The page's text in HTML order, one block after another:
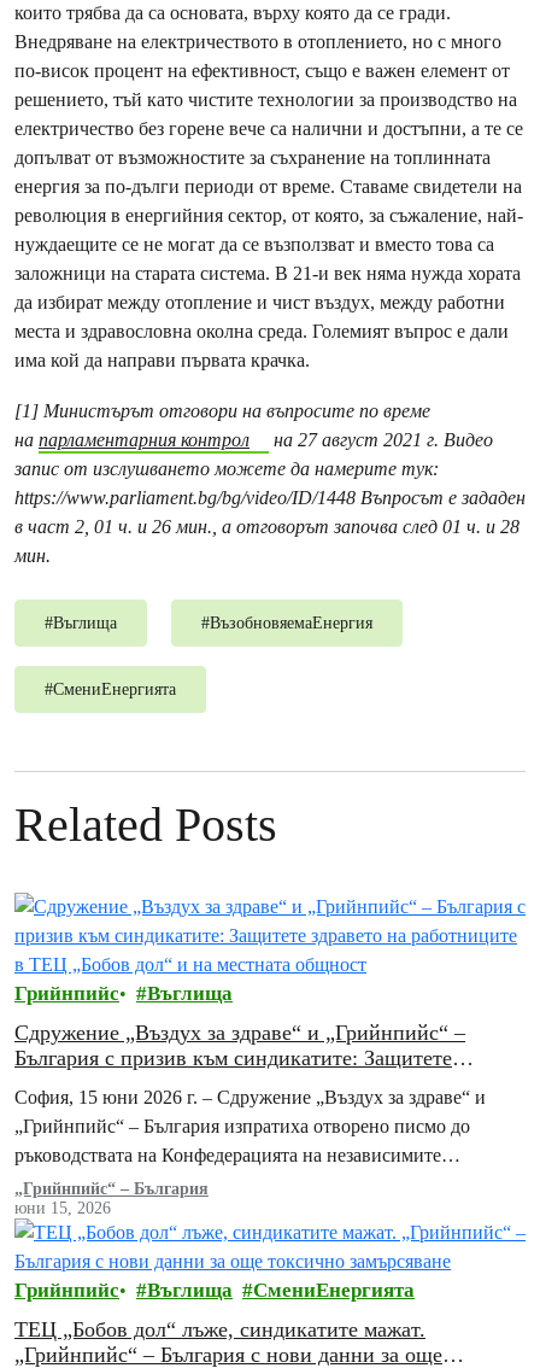
които трябва да са основата, върху която да се гради.
Внедряване на електричеството в отоплението, но с много
по-висок процент на ефективност, също е важен елемент от
решението, тъй като чистите технологии за производство на
електричество без горене вече са налични и достъпни, а те се
допълват от възможностите за съхранение на топлинната
енергия за по-дълги периоди от време. Ставаме свидетели на
революция в енергийния сектор, от която, за съжаление, най-
нуждаещите се не могат да се възползват и вместо това са
заложници на старата система. В 21-и век няма нужда хората
да избират между отопление и чист въздух, между работни
места и здравословна околна среда. Големият въпрос е дали
има кой да направи първата крачка.
[1] Министърът отговори на въпросите по време
на парламентарния контрол
на 27 август 2021 г. Видео
запис от изслушването можете да намерите тук:
https://www.parliament.bg/bg/video/ID/1448 Въпросът е зададен
в част 2, 01 ч. и 26 мин., а отговорът започва след 01 ч. и 28
мин.
#Въглища #ВъзобновяемаЕнергия
#СмениЕнергията
Related Posts
Грийнпийс Въглища
Сдружение „Въздух за здраве“ и „Грийнпийс“ –
България с призив към синдикатите: Защитете
местната общност
София, 15 юни 2026 г. – Сдружение „Въздух за здраве“ и
„Грийнпийс“ – България изпратиха отворено писмо до
ръководствата на Конфедерацията на независимите
синдикати на България (КНСБ) и на Конфедерацията…
„Грийнпийс“ – България
юни 15, 2026
Грийнпийс Въглища СмениЕнергията
ТЕЦ „Бобов дол“ лъже, синдикатите мажат.
„Грийнпийс“ – България с нови данни за още